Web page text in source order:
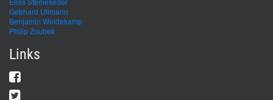
Gebhard Ullmann
Benjamin Weidekamp
Philip Zoubek
Links